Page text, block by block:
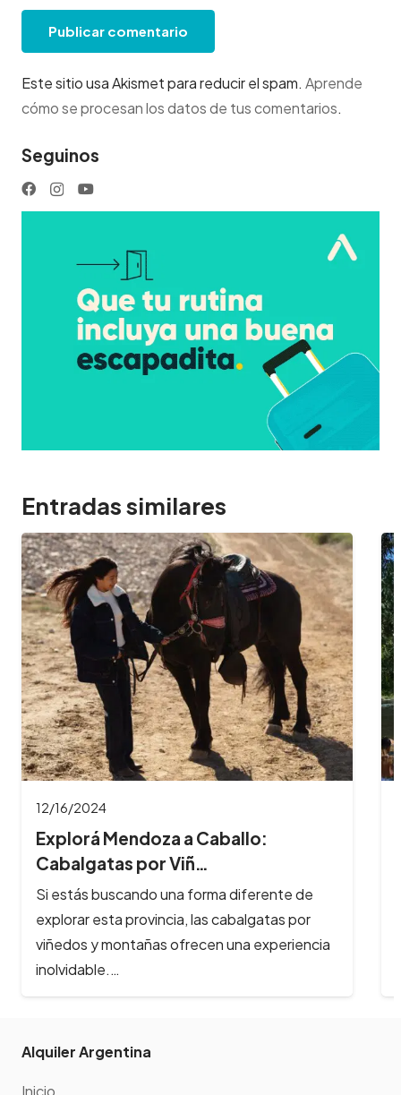
Publicar comentario
Este sitio usa Akismet para reducir el spam. Aprende
cómo se procesan los datos de tus comentarios.
Seguinos
Entradas similares
diferente de
cabalgatas por
una experiencia
8 Imperdibles balnearios
Sierras de Có…
Los ríos y arroyos de Córdoba
principales atractivos turísticos
y reciben cada año, cientos de…
Alquiler Argentina
Inicio